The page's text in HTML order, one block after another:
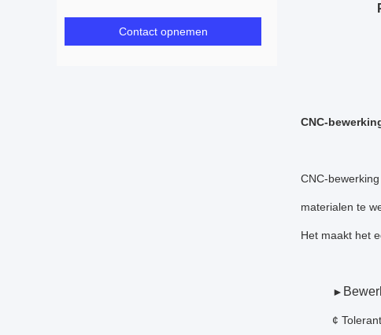
Contact opnemen
CNC-
CNC-
materialen te
Het maakt het
►
¢